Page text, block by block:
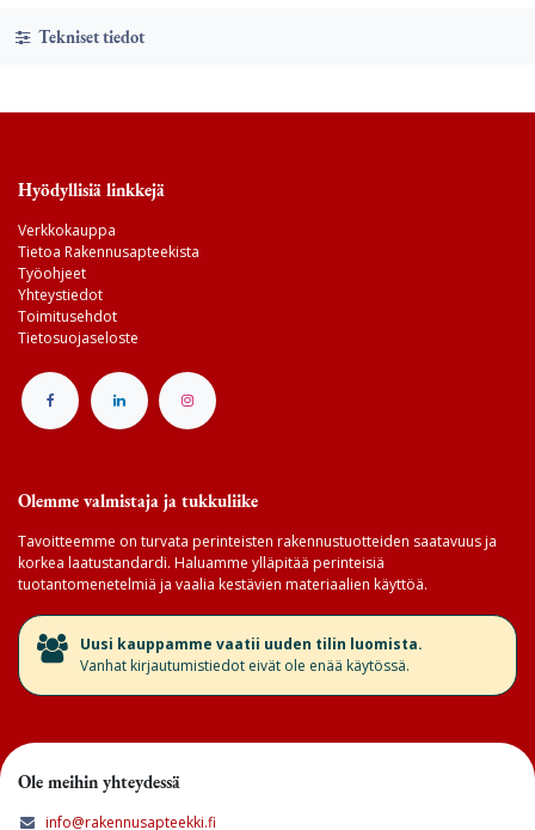
Tekniset tiedot
Hyödyllisiä linkkejä
Verkkokauppa
Tietoa Rakennusapteekista
Työohjeet
Yhteystiedot
Toimitusehdot
Tietosuojaseloste
Olemme valmistaja ja tukkuliike
Tavoitteemme on turvata perinteisten rakennustuotteiden saatavuus ja
korkea laatustandardi. Haluamme ylläpitää perinteisiä
tuotantomenetelmiä ja vaalia kestävien materiaalien käyttöä.
​Uusi kauppamme vaatii uuden tilin luomista.
Vanhat kirjautumistiedot eivät ole enää käytössä.
Ole meihin yhteydessä
info@rakennusapteekki.fi